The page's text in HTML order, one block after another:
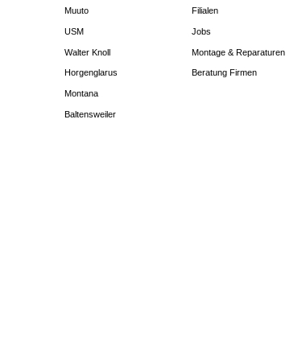
Muuto
USM
Walter Knoll
Horgenglarus
Montana
Baltensweiler
Filialen
Jobs
Montage & Reparaturen
Beratung Firmen